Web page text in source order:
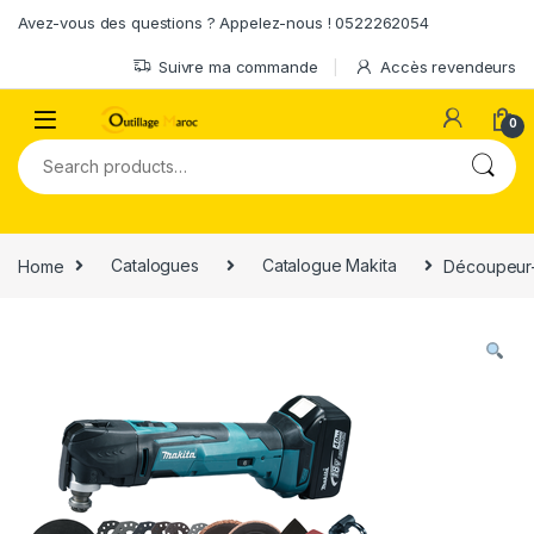
Avez-vous des questions ? Appelez-nous ! 0522262054
Suivre ma commande Accès revendeurs
0
Search for:
Home Catalogues Catalogue Makita